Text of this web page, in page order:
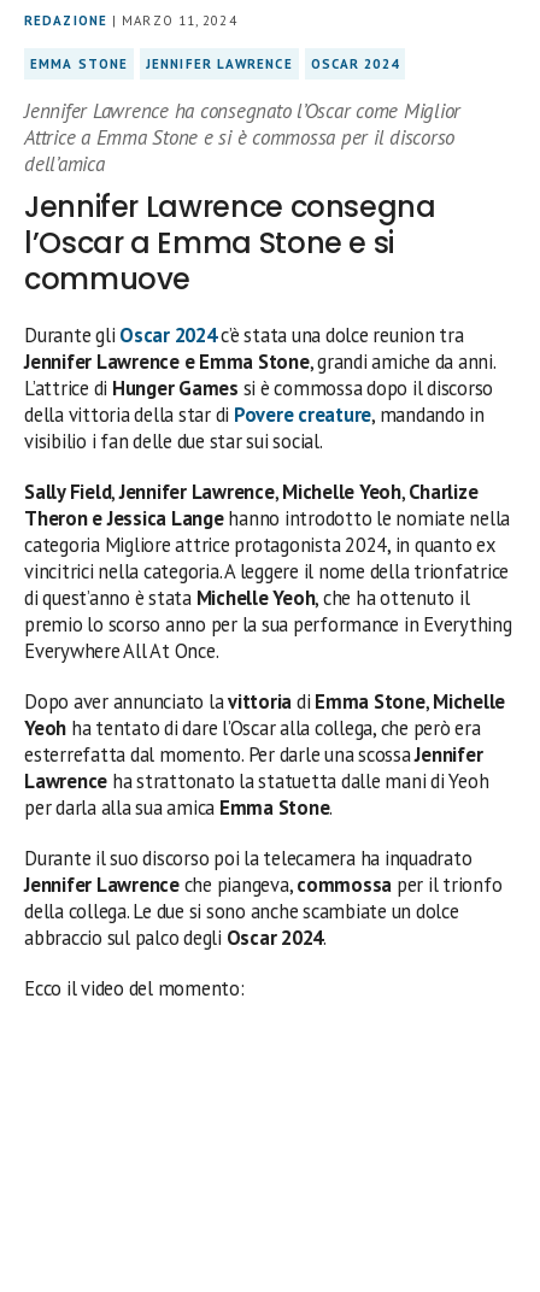
REDAZIONE | MARZO 11, 2024
EMMA STONE JENNIFER LAWRENCE OSCAR 2024
Jennifer Lawrence ha consegnato l’Oscar come Miglior
Attrice a Emma Stone e si è commossa per il discorso
dell’amica
Jennifer Lawrence consegna
l’Oscar a Emma Stone e si
commuove
Durante gli Oscar 2024c’è stata una dolce reunion tra
Jennifer Lawrence e Emma Stone, grandi amiche da anni.
L’attrice di Hunger Games si è commossa dopo il discorso
della vittoria della star di Povere creature, mandando in
visibilio i fan delle due star sui social.
Sally Field,Jennifer Lawrence,Michelle Yeoh,Charlize
Theron e Jessica Langehanno introdotto le nomiate nella
categoria Migliore attrice protagonista 2024, in quanto ex
vincitrici nella categoria. A leggere il nome della trionfatrice
di quest’anno è stata Michelle Yeoh, che ha ottenuto il
premio lo scorso anno per la sua performance in Everything
Everywhere All At Once.
Dopo aver annunciato lavittoriadi Emma Stone,Michelle
Yeoh ha tentato di dare l’Oscar alla collega, che però era
esterrefatta dal momento. Per darle una scossaJennifer
Lawrence ha strattonato la statuetta dalle mani di Yeoh
per darla alla sua amica Emma Stone.
Durante il suo discorso poi la telecamera ha inquadrato
Jennifer Lawrenceche piangeva,commossa per il trionfo
della collega. Le due si sono anche scambiate un dolce
abbraccio sul palco degli Oscar 2024.
Ecco il video del momento: